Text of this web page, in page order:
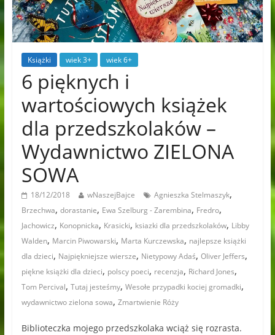
Książki wiek 3+ wiek 6+
6 pięknych i
wartościowych książek
dla przedszkolaków –
Wydawnictwo ZIELONA
SOWA
18/12/2018 wNaszejBajce Agnieszka Stelmaszyk,
Brzechwa, dorastanie, Ewa Szelburg - Zarembina, Fredro,
Jachowicz, Konopnicka, Krasicki, ksiazki dla przedszkolaków, Libby
Walden, Marcin Piwowarski, Marta Kurczewska, najlepsze książki
dla dzieci, Najpiękniejsze wiersze, Nietypowy Adaś, Oliver Jeffers,
piękne książki dla dzieci, polscy poeci, recenzja, Richard Jones,
Tom Percival, Tutaj jesteśmy, Wesołe przypadki kociej gromadki,
wydawnictwo zielona sowa, Zmartwienie Róży
Biblioteczka mojego przedszkolaka wciąż się rozrasta.